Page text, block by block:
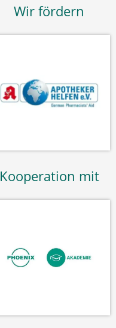
Wir fördern
Kooperation mit